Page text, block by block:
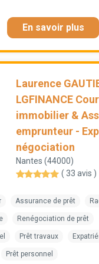
En savoir plus
Laurence
LGFINANCE
immobilier &
emprunteur -
négociation
Nantes (44000)
( 33 avis )
Assurance de prêt
Renégociation de prêt
Prêt travaux
Prêt personnel